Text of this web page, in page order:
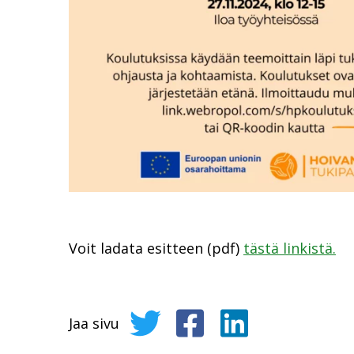
Voit ladata esitteen (pdf) tästä linkistä.
Jaa sivu Jaa sivu Twitterissä
Jaa sivu Facebookissa
Jaa sivu